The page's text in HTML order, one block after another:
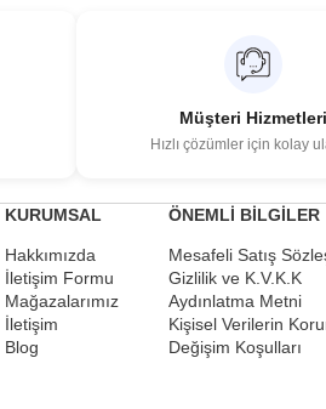
Müşteri Hizmetleri
Hızlı çözümler için kolay
KURUMSAL
Hakkımızda
İletişim Formu
Mağazalarımız
İletişim
Blog
ÖNEMLİ BİLGİLER
Mesafeli Satış
Gizlilik ve K.V.K.K
Aydınlatma Metni
Kişisel Verilerin
Değişim Koşulları